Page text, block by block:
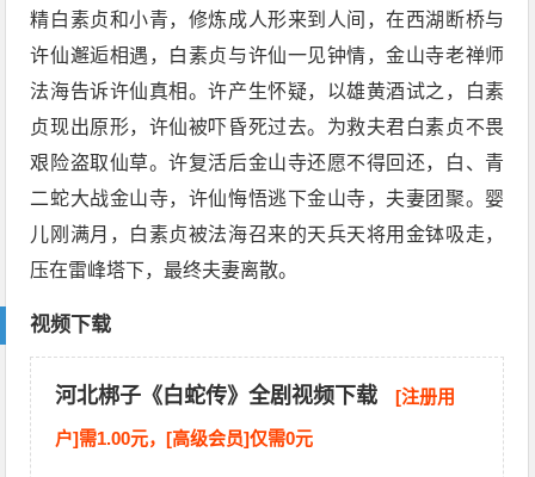
精白素贞和小青，修炼成人形来到人间，在西湖断桥与
许仙邂逅相遇，白素贞与许仙一见钟情，金山寺老禅师
法海告诉许仙真相。许产生怀疑，以雄黄酒试之，白素
贞现出原形，许仙被吓昏死过去。为救夫君白素贞不畏
艰险盗取仙草。许复活后金山寺还愿不得回还，白、青
二蛇大战金山寺，许仙悔悟逃下金山寺，夫妻团聚。婴
儿刚满月，白素贞被法海召来的天兵天将用金钵吸走，
压在雷峰塔下，最终夫妻离散。
视频下载
河北梆子《白蛇传》全剧视频下载 [注册用
户]需1.00元，[高级会员]仅需0元